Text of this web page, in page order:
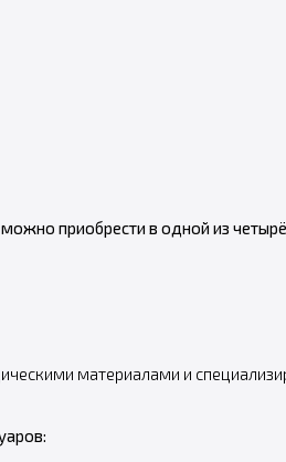
приобрести в одной из
материалами и